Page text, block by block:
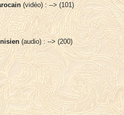
(vidéo) : --> (101)
(audio) : --> (200)